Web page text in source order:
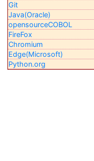
Git
Java(Oracle)
opensourceCOBOL
FireFox
Chromium
Edge(Microsoft)
Python.org